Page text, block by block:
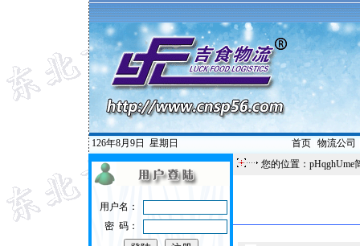
126年8月9日 星期日 首页| 物流公司
用户名：
密 码：
您的位置：pHqghUme